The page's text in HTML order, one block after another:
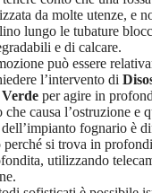
da molte utenze, e
lungo le tubature
e di calcare.
può essere
l’intervento di
per agire in
causa l’ostruzione e
fognario è
perché si trova in
utilizzando